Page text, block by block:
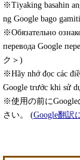
※Tiyaking basahin
ng Google bago
※Обязательно
перевода Google
ク＞ )
※Hãy nhớ đọc các
Google trước khi sử
※使用の前に
さい。 (Google翻訳